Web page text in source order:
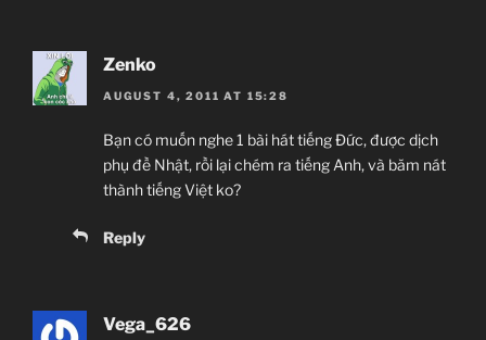
Zenko
AUGUST 4, 2011 AT 15:28
Bạn có muốn nghe 1 bài hát tiếng Đức, được dịch
phụ đề Nhật, rồi lại chém ra tiếng Anh, và băm nát
thành tiếng Việt ko?
Reply
Vega_626